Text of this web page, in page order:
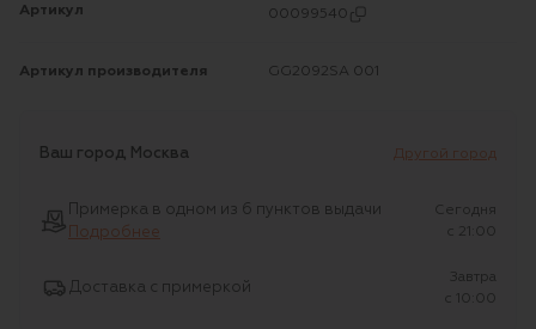
Артикул 00099540
Артикул производителя GG2092SA 001
Ваш город Москва Другой город
Примерка в одном из 6 пунктов выдачи
Подробнее
Сегодня
c 21:00
Доставка с примеркой
Завтра
c 10:00